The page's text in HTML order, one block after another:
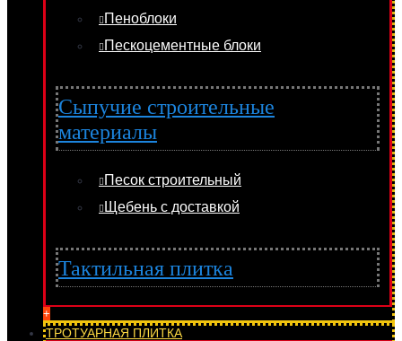
Пеноблоки
Пескоцементные блоки
Сыпучие строительные
материалы
Песок строительный
Щебень с доставкой
Тактильная плитка
+
ТРОТУАРНАЯ ПЛИТКА